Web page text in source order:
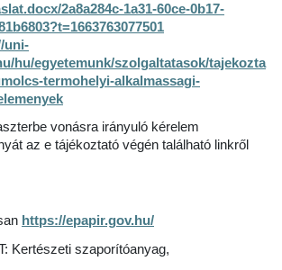
2a8a284c-1a31-60ce-0b17-
uni-
hu/egyetemunk/szolgaltatasok/tajekozta
termohelyi-alkalmassagi-
vonásra irányuló kérelem
az e tájékoztató végén található linkről
https://epapir.gov.hu/
Kertészeti szaporítóanyag,